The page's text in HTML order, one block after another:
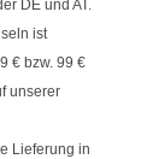
DE und AT.
ist
€ bzw. 99 €
unserer
Lieferung in